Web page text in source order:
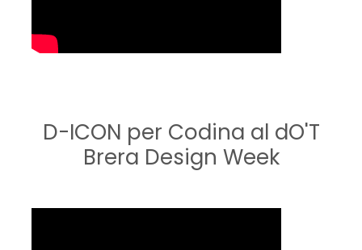
D-ICON per Codina al dO'T
Brera Design Week